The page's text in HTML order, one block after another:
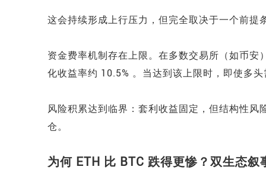
这会持续形成上行压力，但完全取决于一个前提
资金费率机制存在上限。在多数交易所（如币
化收益率约 10.5% 。当达到该上限时，即使多
风险积累达到临界：套利收益固定，但结构性
仓。
为何 ETH 比 BTC 跌得更惨？双生态叙